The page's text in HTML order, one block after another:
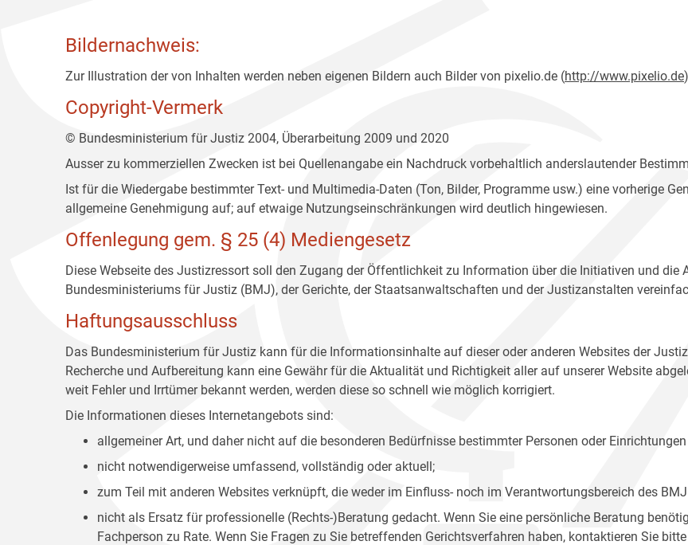
Bildernachweis:
Zur Illustration der von Inhalten werden neben eigenen Bildern auch Bilder von pixelio.de (http://www.pixelio.de
Copyright-Vermerk
© Bundesministerium für Justiz 2004, Überarbeitung 2009 und 2020
Ausser zu kommerziellen Zwecken ist bei Quellenangabe ein Nachdruck vorbehaltlich anderslautender
Ist für die Wiedergabe bestimmter Text- und Multimedia-Daten (Ton, Bilder, Programme usw.) eine vorherige
allgemeine Genehmigung auf; auf etwaige Nutzungseinschränkungen wird deutlich hingewiesen.
Offenlegung gem. § 25 (4) Mediengesetz
Diese Webseite des Justizressort soll den Zugang der Öffentlichkeit zu Information über die Initiativen und die
Bundesministeriums für Justiz (BMJ), der Gerichte, der Staatsanwaltschaften und der Justizanstalten
Haftungsausschluss
Das Bundesministerium für Justiz kann für die Informationsinhalte auf dieser oder anderen Websites der
Recherche und Aufbereitung kann eine Gewähr für die Aktualität und Richtigkeit aller auf unserer Website
weit Fehler und Irrtümer bekannt werden, werden diese so schnell wie möglich korrigiert.
Die Informationen dieses Internetangebots sind:
allgemeiner Art, und daher nicht auf die besonderen Bedürfnisse bestimmter Personen oder
nicht notwendigerweise umfassend, vollständig oder aktuell;
zum Teil mit anderen Websites verknüpft, die weder im Einfluss- noch im Verantwortungsbereich des
nicht als Ersatz für professionelle (Rechts-)Beratung gedacht. Wenn Sie eine persönliche Beratung
Fachperson zu Rate. Wenn Sie Fragen zu Sie betreffenden Gerichtsverfahren haben, kontaktieren Sie